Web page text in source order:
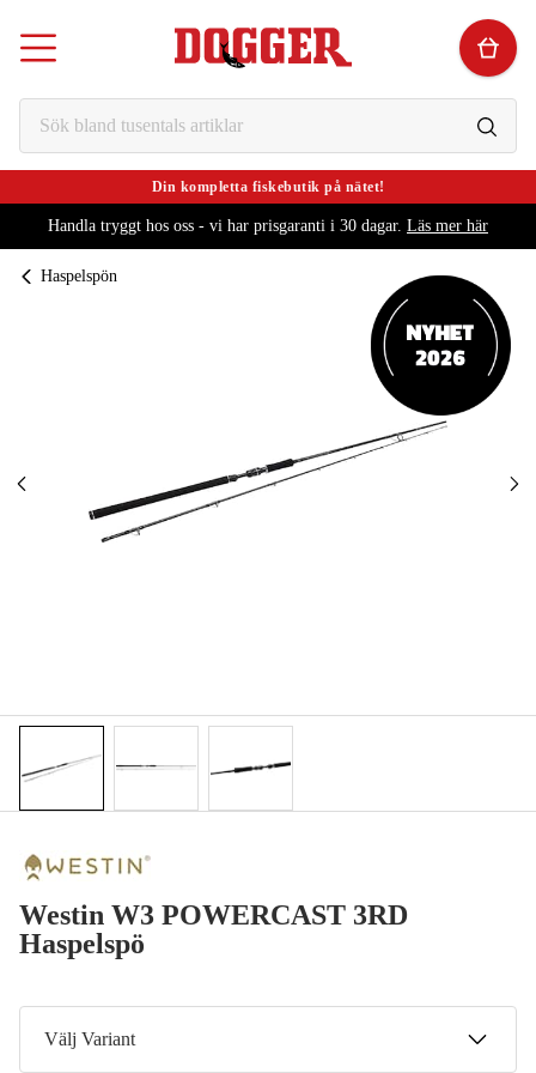
Din kompletta fiskebutik på nätet!
Handla tryggt hos oss - vi har prisgaranti i 30 dagar. Läs mer här
Haspelspön
Westin W3 POWERCAST 3RD
Haspelspö
Välj Variant